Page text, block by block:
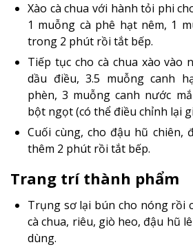
Xào cà chua với hành tỏi phi
1 muỗng cà phê hạt nêm, 1
trong 2 phút rồi tắt bếp.
Tiếp tục cho cà chua xào vào
dầu điều, 3.5 muỗng canh
phèn, 3 muỗng canh nước
bột ngọt (có thể điều chỉnh lại
Cuối cùng, cho đậu hũ chiên,
thêm 2 phút rồi tắt bếp.
Trang trí thành phẩm
Trụng sơ lại bún cho nóng rồi
cà chua, riêu, giò heo, đậu hũ
dùng.